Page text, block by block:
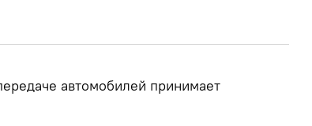
автомобилей принимает